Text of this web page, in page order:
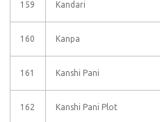
159 Kandari
160 Kanpa
161 Kanshi Pani
162 Kanshi Pani Plot